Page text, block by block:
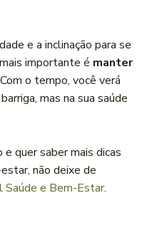
e a inclinação para se
importante é manter
o tempo, você verá
mas na sua saúde
quer saber mais dicas
não deixe de
Saúde e Bem-Estar.